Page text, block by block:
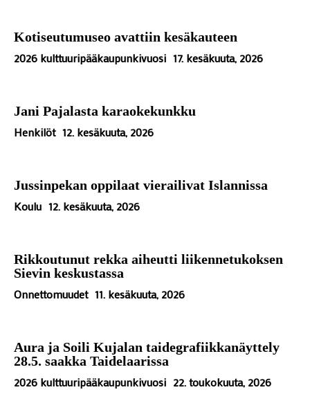
Kotiseutumuseo avattiin kesäkauteen
2026 kulttuuripääkaupunkivuosi 17. kesäkuuta, 2026
Jani Pajalasta karaokekunkku
Henkilöt 12. kesäkuuta, 2026
Jussinpekan oppilaat vierailivat Islannissa
Koulu 12. kesäkuuta, 2026
Rikkoutunut rekka aiheutti liikennetukoksen
Sievin keskustassa
Onnettomuudet 11. kesäkuuta, 2026
Aura ja Soili Kujalan taidegrafiikkanäyttely
28.5. saakka Taidelaarissa
2026 kulttuuripääkaupunkivuosi 22. toukokuuta, 2026